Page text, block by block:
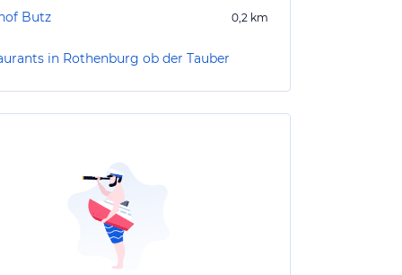
Butz 0,2 km
in Rothenburg ob der Tauber